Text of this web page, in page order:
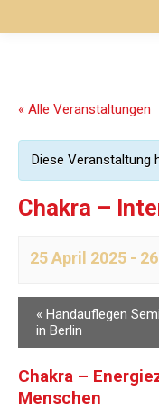
« Alle Veranstaltungen
Diese Veranstaltung
Chakra –
25 April 2025 -
« Handauflegen
in Berlin
Chakra –
Menschen